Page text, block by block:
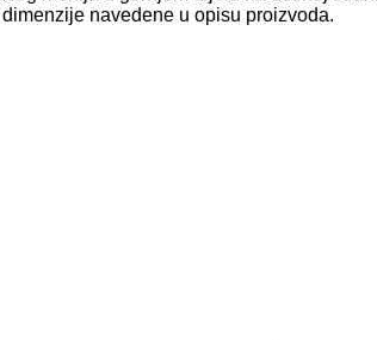
navedene u opisu proizvoda.